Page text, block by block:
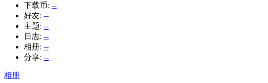
下载币: --
好友: --
主题: --
日志: --
相册: --
分享: --
相册